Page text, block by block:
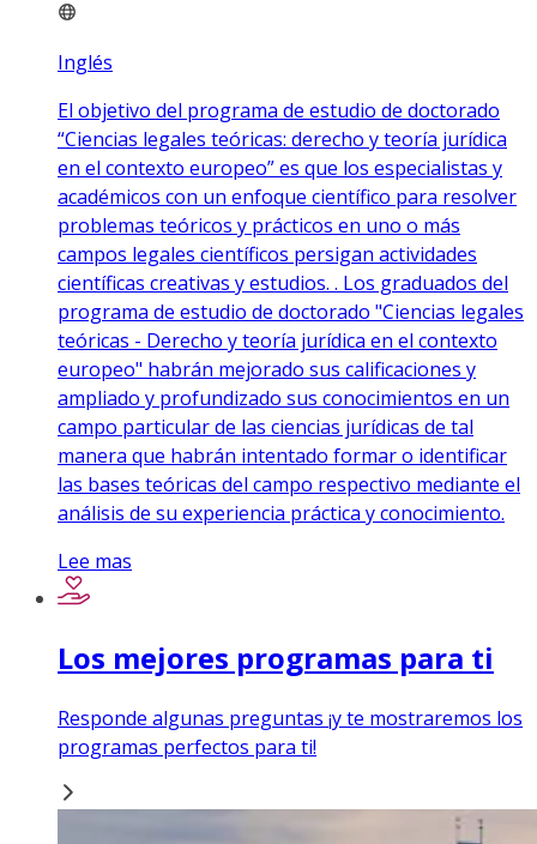
Inglés
El objetivo del programa de estudio de doctorado
“Ciencias legales teóricas: derecho y teoría jurídica
en el contexto europeo” es que los especialistas y
académicos con un enfoque científico para resolver
problemas teóricos y prácticos en uno o más
campos legales científicos persigan actividades
científicas creativas y estudios. . Los graduados del
programa de estudio de doctorado "Ciencias legales
teóricas - Derecho y teoría jurídica en el contexto
europeo" habrán mejorado sus calificaciones y
ampliado y profundizado sus conocimientos en un
campo particular de las ciencias jurídicas de tal
manera que habrán intentado formar o identificar
las bases teóricas del campo respectivo mediante el
análisis de su experiencia práctica y conocimiento.
Lee mas
Los mejores programas para ti
Responde algunas preguntas ¡y te mostraremos los
programas perfectos para ti!